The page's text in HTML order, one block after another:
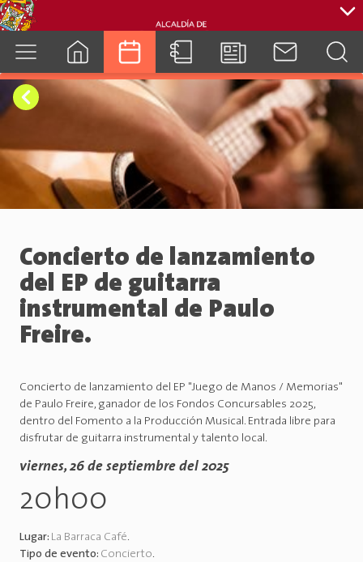
cuenca.gob.ec
Concierto de lanzamiento
del EP de guitarra
instrumental de Paulo
Freire.
Concierto de lanzamiento del EP "Juego de Manos / Memorias"
de Paulo Freire, ganador de los Fondos Concursables 2025,
dentro del Fomento a la Producción Musical. Entrada libre para
disfrutar de guitarra instrumental y talento local.
viernes, 26 de septiembre del 2025
20h00
Lugar: La Barraca Café.
Tipo de evento: Concierto.